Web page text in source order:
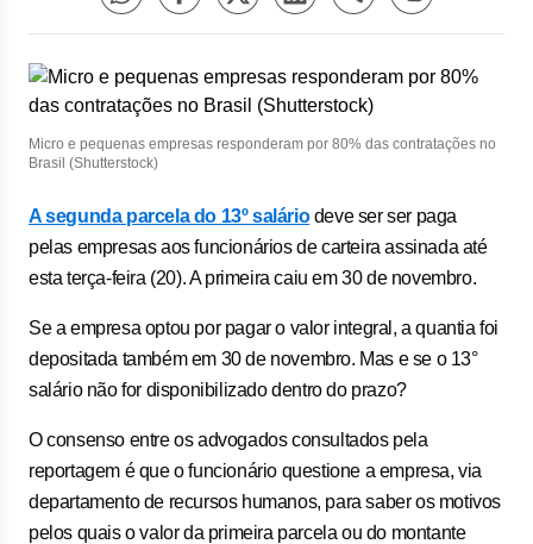
Micro e pequenas empresas responderam por 80% das contratações no
Brasil (Shutterstock)
A segunda parcela do 13º saláriodeve ser ser paga
pelas empresas aos funcionários de carteira assinada até
esta terça-feira (20). A primeira caiu em 30 de novembro.
Se a empresa optou por pagar o valor integral, a quantia foi
depositada também em 30 de novembro. Mas e se o 13°
salário não for disponibilizado dentro do prazo?
O consenso entre os advogados consultados pela
reportagem é que o funcionário questione a empresa, via
departamento de recursos humanos, para saber os motivos
pelos quais o valor da primeira parcela ou do montante